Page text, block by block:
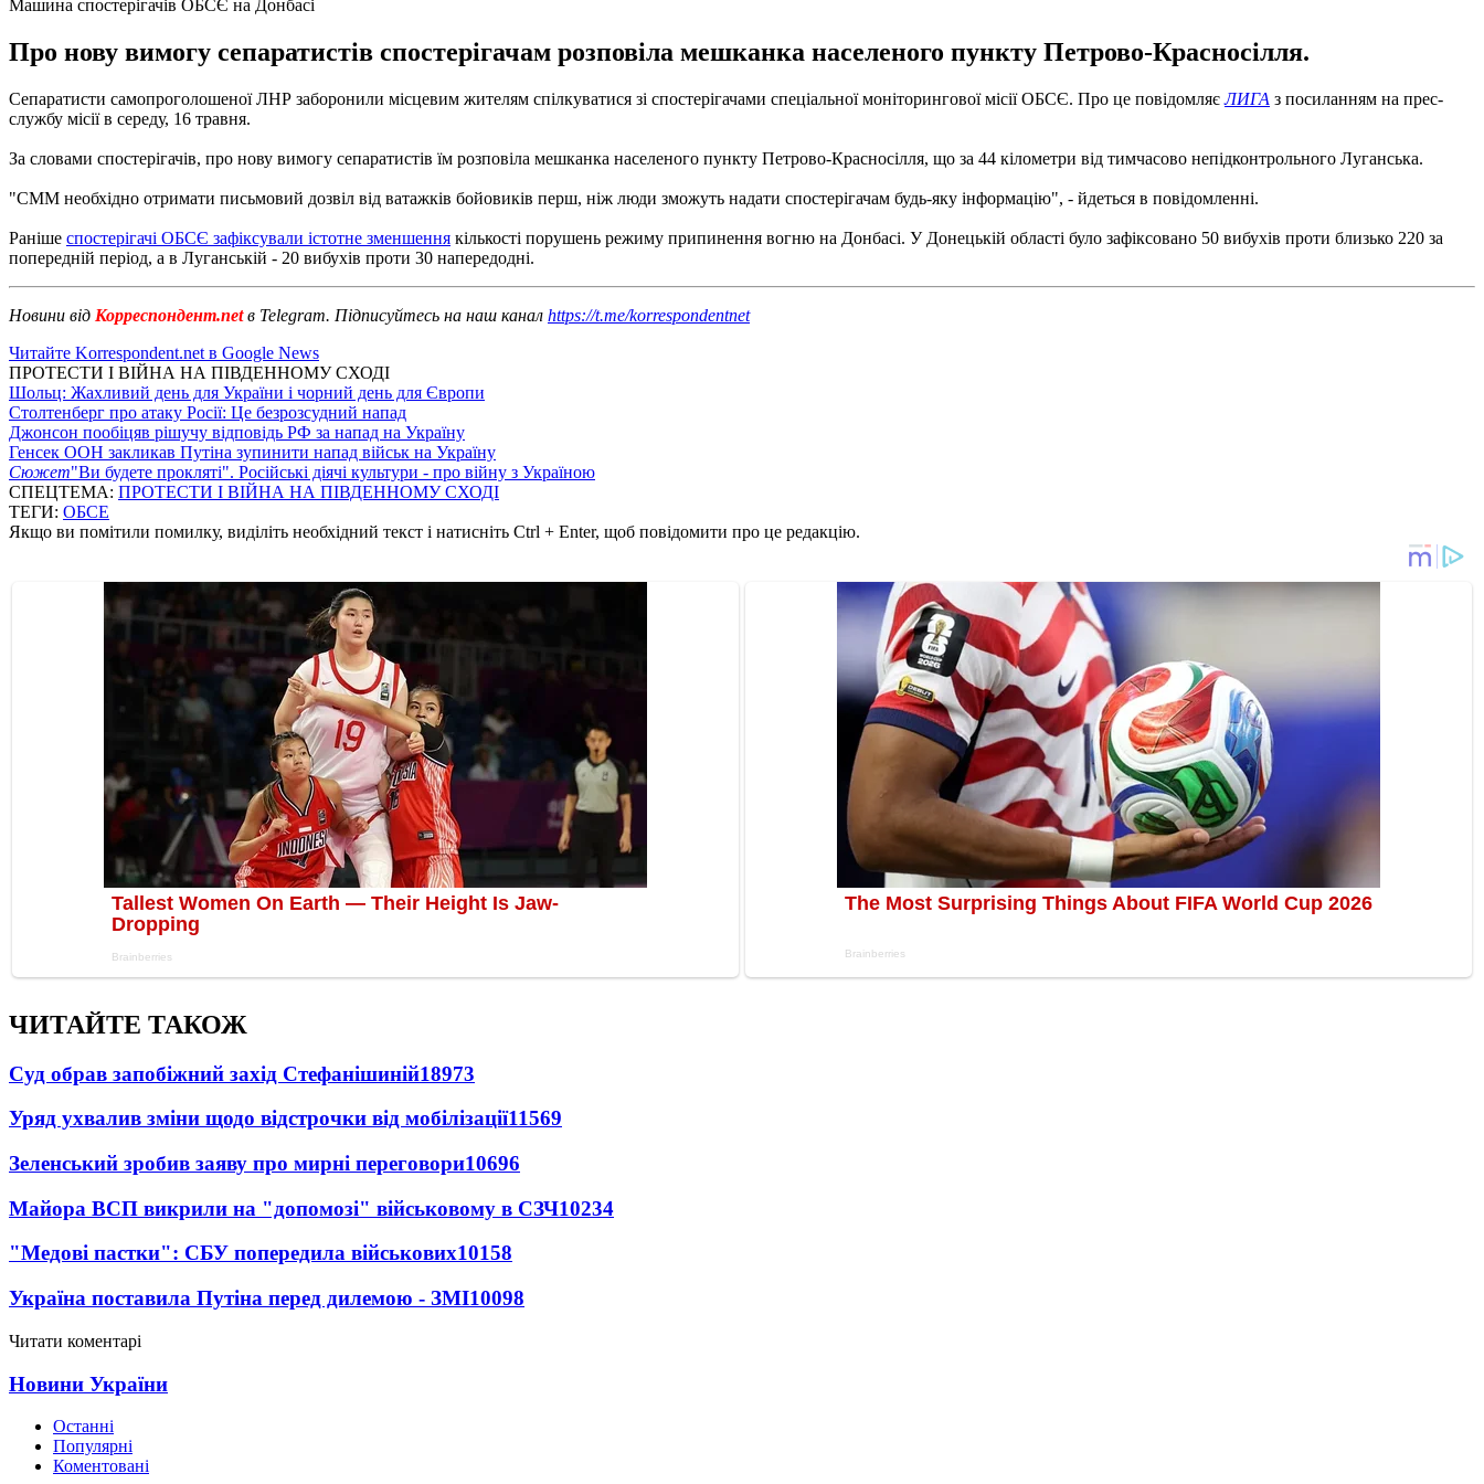
Машина спостерігачів ОБСЄ на Донбасі
Про нову вимогу сепаратистів спостерігачам розповіла мешканка населеного пункту Петрово-Красносілля.
Сепаратисти самопроголошеної ЛНР заборонили місцевим жителям спілкуватися зі спостерігачами спеціальної моніторингової місії ОБСЄ. Про це повідомляєЛИГА з посиланням на прес-
службу місії в середу, 16 травня.
За словами спостерігачів, про нову вимогу сепаратистів їм розповіла мешканка населеного пункту Петрово-Красносілля, що за 44 кілометри від тимчасово непідконтрольного Луганська.
"СММ необхідно отримати письмовий дозвіл від ватажків бойовиків перш, ніж люди зможуть надати спостерігачам будь-яку інформацію", - йдеться в повідомленні.
Раніше спостерігачі ОБСЄ зафіксували істотне зменшення кількості порушень режиму припинення вогню на Донбасі. У Донецькій області було зафіксовано 50 вибухів проти близько 220 за
попередній період, а в Луганській - 20 вибухів проти 30 напередодні.
Новини від Корреспондент.netв Telegram. Підписуйтесь на наш канал https://t.me/korrespondentnet
Читайте Korrespondent.net в Google News
ПРОТЕСТИ І ВІЙНА НА ПІВДЕННОМУ СХОДІ
Шольц: Жахливий день для України і чорний день для Європи
Столтенберг про атаку Росії: Це безрозсудний напад
Джонсон пообіцяв рішучу відповідь РФ за напад на Україну
Генсек ООН закликав Путіна зупинити напад військ на Україну
Сюжет"Ви будете прокляті". Російські діячі культури - про війну з Україною
СПЕЦТЕМА: ПРОТЕСТИ І ВІЙНА НА ПІВДЕННОМУ СХОДІ
ТЕГИ: ОБСЕ
Якщо ви помітили помилку, виділіть необхідний текст і натисніть Ctrl + Enter, щоб повідомити про це редакцію.
ЧИТАЙТЕ ТАКОЖ
Суд обрав запобіжний захід Стефанішиній18973
Уряд ухвалив зміни щодо відстрочки від мобілізації11569
Зеленський зробив заяву про мирні переговори10696
Майора ВСП викрили на "допомозі" військовому в СЗЧ10234
"Медові пастки": СБУ попередила військових10158
Україна поставила Путіна перед дилемою - ЗМІ10098
Читати коментарі
Новини України
Останні
Популярні
Коментовані